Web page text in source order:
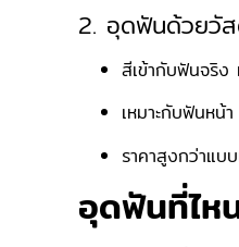
2. อุดฟันด้วยวั
สีเข้ากับฟันจริง
เหมาะกับฟันหน้
ราคาสูงกว่าแบ
อุดฟันที่ไห